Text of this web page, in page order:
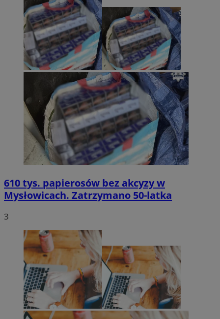
610 tys. papierosów bez akcyzy w
Mysłowicach. Zatrzymano 50-latka
3